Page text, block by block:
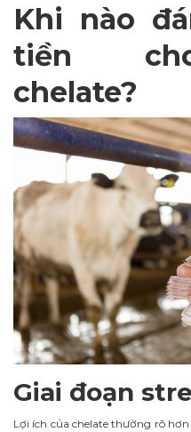
Khi nào
tiền
chelate?
Giai đoạn
Lợi ích của chelate thường rõ